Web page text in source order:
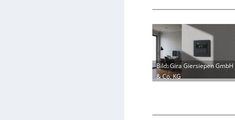
Bild: Gira Giersiepen GmbH
& Co. KG